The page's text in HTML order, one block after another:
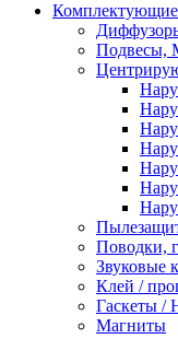
Подвесы,
Поводки,
Звуковые
Клей /
Гаскеты /
Магниты